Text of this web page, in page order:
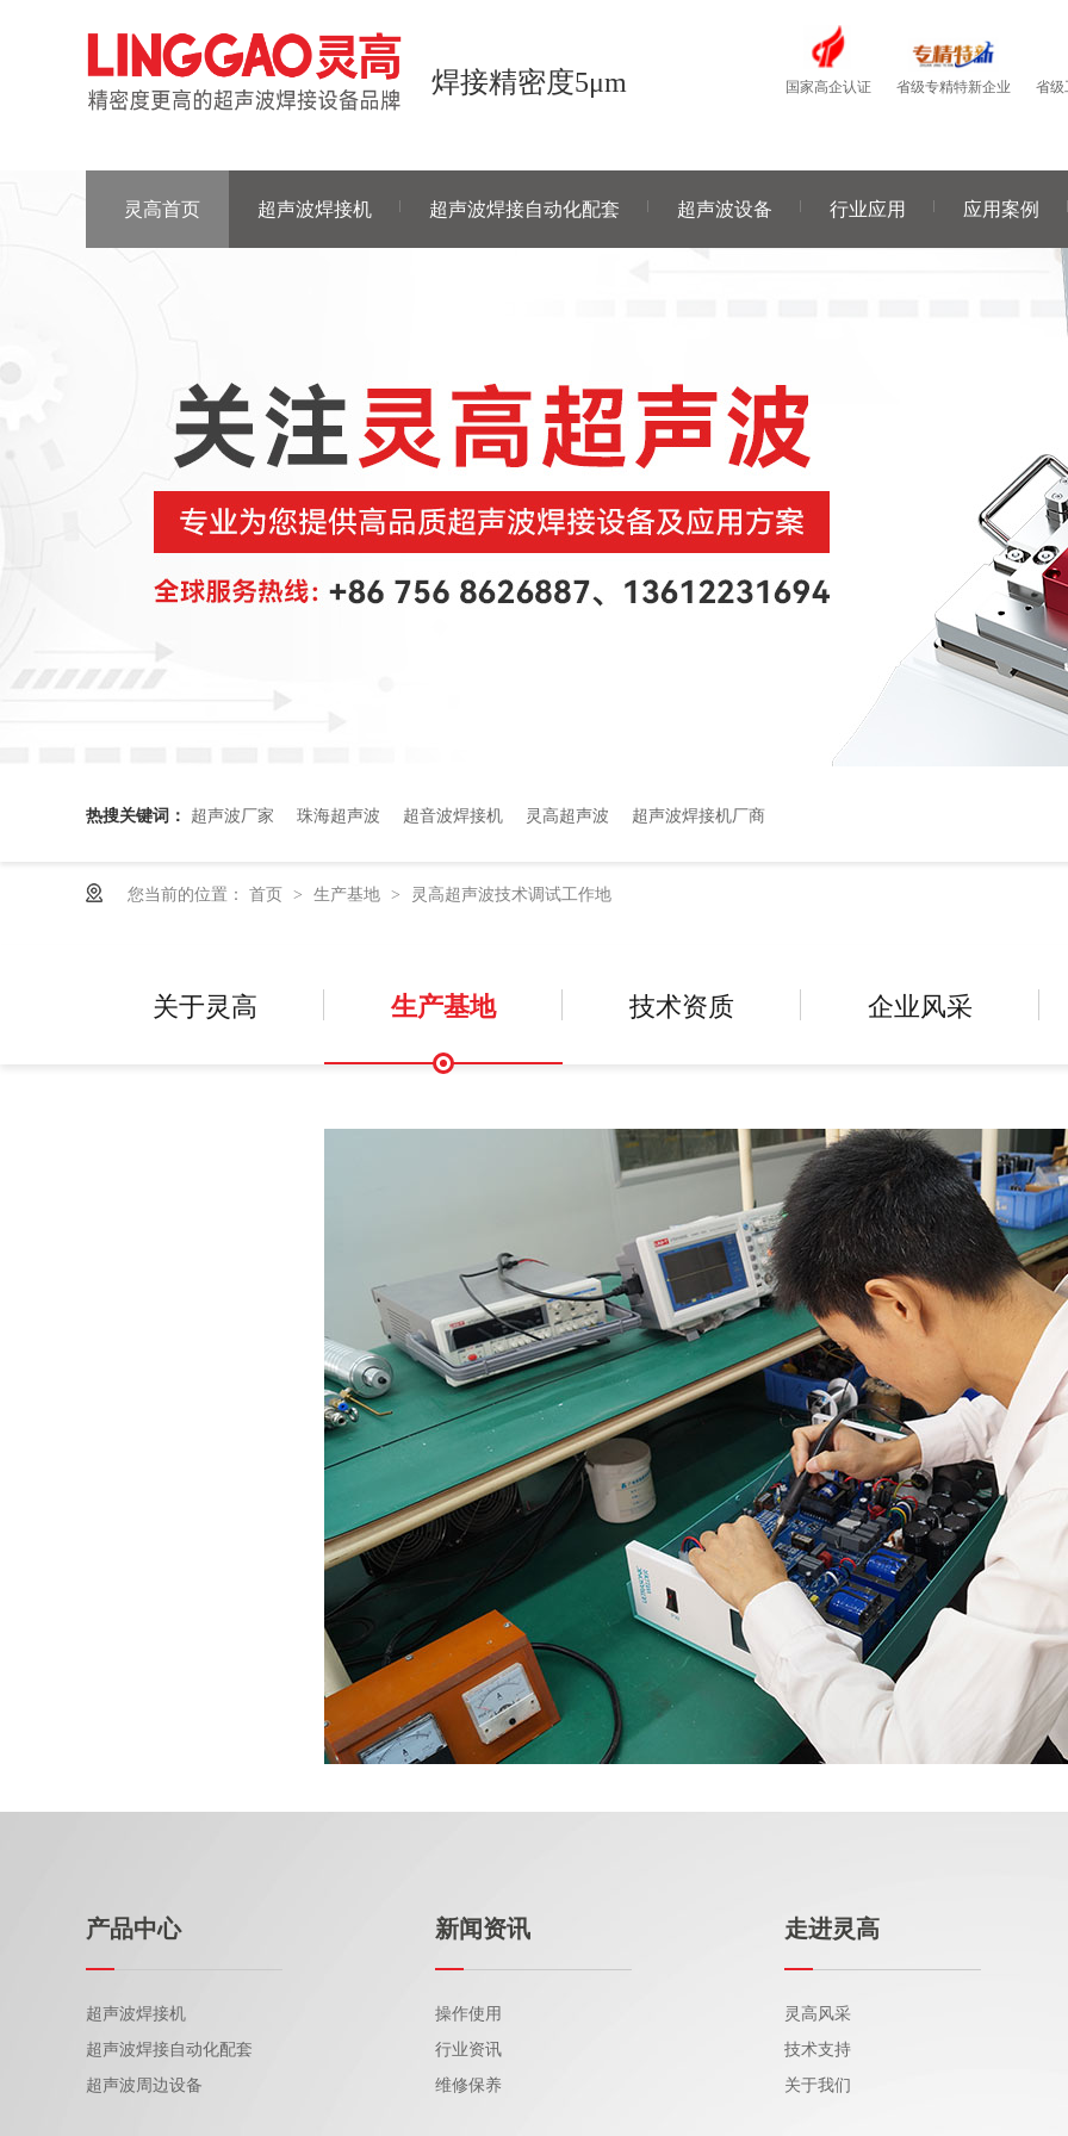
焊接精密度5μm 国家高企认证 省级专精特新企业 省级
灵高首页 超声波焊接机 超声波焊接自动化配套 超声波设备 行业应用 应用案例
热搜关键词： 超声波厂家 珠海超声波 超音波焊接机 灵高超声波 超声波焊接机厂商
您当前的位置： 首页 > 生产基地 > 灵高超声波技术调试工作地
关于灵高 生产基地 技术资质 企业风采
产品中心
超声波焊接机
超声波焊接自动化配套
超声波周边设备
新闻资讯
操作使用
行业资讯
维修保养
走进灵高
灵高风采
技术支持
关于我们